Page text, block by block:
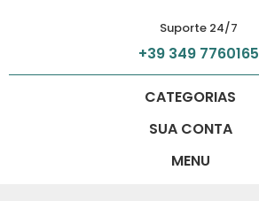
Suporte 24/7
+39 349 7760165
CATEGORIAS
SUA CONTA
MENU